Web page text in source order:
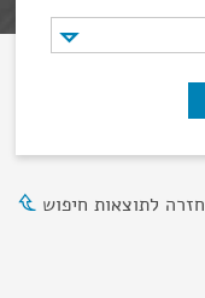
חזרה לתוצאות חיפוש